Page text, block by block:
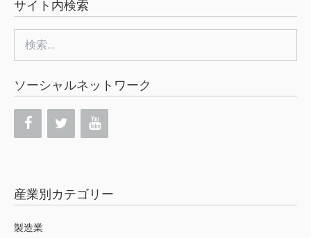
サイト内検索
索:
ソーシャルネットワーク
産業別カテゴリー
製造業